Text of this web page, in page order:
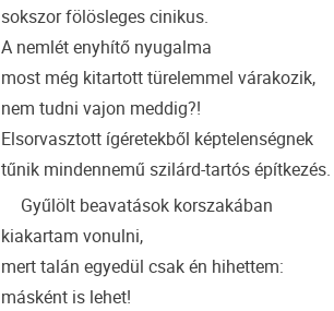
sokszor fölösleges cinikus.
A nemlét enyhítő nyugalma
most még kitartott türelemmel várakozik,
nem tudni vajon meddig?!
Elsorvasztott ígéretekből képtelenségnek
tűnik mindennemű szilárd-tartós építkezés.
Gyűlölt beavatások korszakában
kiakartam vonulni,
mert talán egyedül csak én hihettem:
másként is lehet!